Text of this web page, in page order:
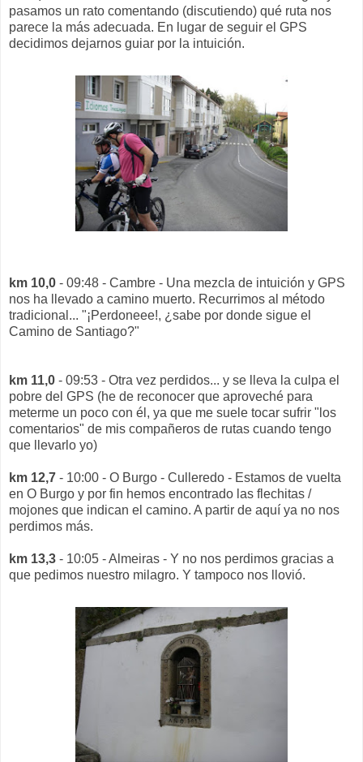
pasamos un rato comentando (discutiendo) qué ruta nos
parece la más adecuada. En lugar de seguir el GPS
decidimos dejarnos guiar por la intuición.
km 10,0 - 09:48 - Cambre - Una mezcla de intuición y GPS
nos ha llevado a camino muerto. Recurrimos al método
tradicional... "¡Perdoneee!, ¿sabe por donde sigue el
Camino de Santiago?"
km 11,0 - 09:53 - Otra vez perdidos... y se lleva la culpa el
pobre del GPS (he de reconocer que aproveché para
meterme un poco con él, ya que me suele tocar sufrir "los
comentarios" de mis compañeros de rutas cuando tengo
que llevarlo yo)
km 12,7 - 10:00 - O Burgo - Culleredo - Estamos de vuelta
en O Burgo y por fin hemos encontrado las flechitas /
mojones que indican el camino. A partir de aquí ya no nos
perdimos más.
km 13,3 - 10:05 - Almeiras - Y no nos perdimos gracias a
que pedimos nuestro milagro. Y tampoco nos llovió.